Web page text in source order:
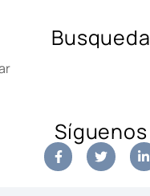
Busqueda
Síguenos